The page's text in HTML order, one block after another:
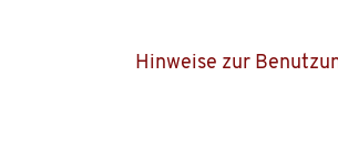
Hinweise zur